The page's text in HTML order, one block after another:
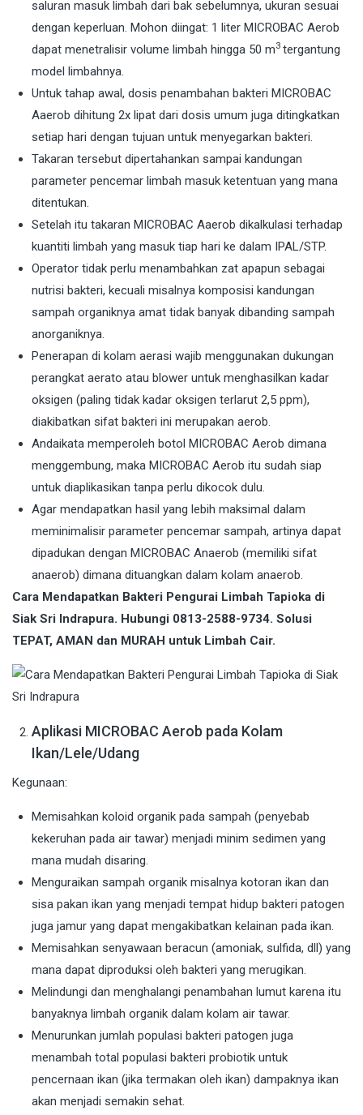
saluran masuk limbah dari bak sebelumnya, ukuran sesuai
dengan keperluan. Mohon diingat: 1 liter MICROBAC Aerob
dapat menetralisir volume limbah hingga 50 m3 tergantung
model limbahnya.
Untuk tahap awal, dosis penambahan bakteri MICROBAC
Aaerob dihitung 2x lipat dari dosis umum juga ditingkatkan
setiap hari dengan tujuan untuk menyegarkan bakteri.
Takaran tersebut dipertahankan sampai kandungan
parameter pencemar limbah masuk ketentuan yang mana
ditentukan.
Setelah itu takaran MICROBAC Aaerob dikalkulasi terhadap
kuantiti limbah yang masuk tiap hari ke dalam IPAL/STP.
Operator tidak perlu menambahkan zat apapun sebagai
nutrisi bakteri, kecuali misalnya komposisi kandungan
sampah organiknya amat tidak banyak dibanding sampah
anorganiknya.
Penerapan di kolam aerasi wajib menggunakan dukungan
perangkat aerato atau blower untuk menghasilkan kadar
oksigen (paling tidak kadar oksigen terlarut 2,5 ppm),
diakibatkan sifat bakteri ini merupakan aerob.
Andaikata memperoleh botol MICROBAC Aerob dimana
menggembung, maka MICROBAC Aerob itu sudah siap
untuk diaplikasikan tanpa perlu dikocok dulu.
Agar mendapatkan hasil yang lebih maksimal dalam
meminimalisir parameter pencemar sampah, artinya dapat
dipadukan dengan MICROBAC Anaerob (memiliki sifat
anaerob) dimana dituangkan dalam kolam anaerob.
Cara Mendapatkan Bakteri Pengurai Limbah Tapioka di
Siak Sri Indrapura. Hubungi 0813-2588-9734. Solusi
TEPAT, AMAN dan MURAH untuk Limbah Cair.
Aplikasi MICROBAC Aerob pada Kolam
Ikan/Lele/Udang
Kegunaan:
Memisahkan koloid organik pada sampah (penyebab
kekeruhan pada air tawar) menjadi minim sedimen yang
mana mudah disaring.
Menguraikan sampah organik misalnya kotoran ikan dan
sisa pakan ikan yang menjadi tempat hidup bakteri patogen
juga jamur yang dapat mengakibatkan kelainan pada ikan.
Memisahkan senyawaan beracun (amoniak, sulfida, dll) yang
mana dapat diproduksi oleh bakteri yang merugikan.
Melindungi dan menghalangi penambahan lumut karena itu
banyaknya limbah organik dalam kolam air tawar.
Menurunkan jumlah populasi bakteri patogen juga
menambah total populasi bakteri probiotik untuk
pencernaan ikan (jika termakan oleh ikan) dampaknya ikan
akan menjadi semakin sehat.